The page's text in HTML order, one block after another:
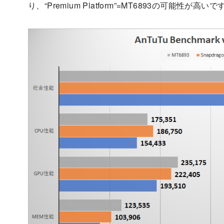
り、“Premium Platform”=MT6893の可能性が高いで